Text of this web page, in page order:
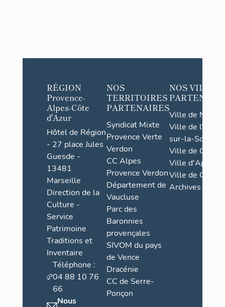
RÉGION
Provence-
Alpes-Côte
d'Azur
Hôtel de Région
- 27 place Jules
Guesde -
13481
Marseille
Direction de la
Culture -
Service
Patrimoine
Traditions et
Inventaire
Téléphone :
04 88 10 76
66
Nous
NOS
TERRITOIRES
PARTENAIRES
Syndicat Mixte
Provence Verte
Verdon
CC Alpes
Provence Verdon
Département de
Vaucluse
Parc des
Baronnies
provençales
SIVOM du pays
de Vence
Dracénie
CC de Serre-
Ponçon
NOS VILLES
Ville de Nice
Ville de l'Isle-
sur-la-Sorgue
Ville de Grasse
Ville d'Apt
Ville de
Archives